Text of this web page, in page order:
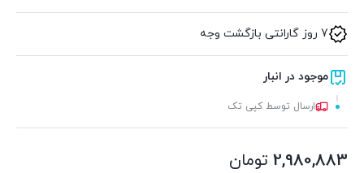
7 روز گارانتی بازگشت وجه
موجود در انبار
ارسال توسط کپی تک
2,980,883 تومان